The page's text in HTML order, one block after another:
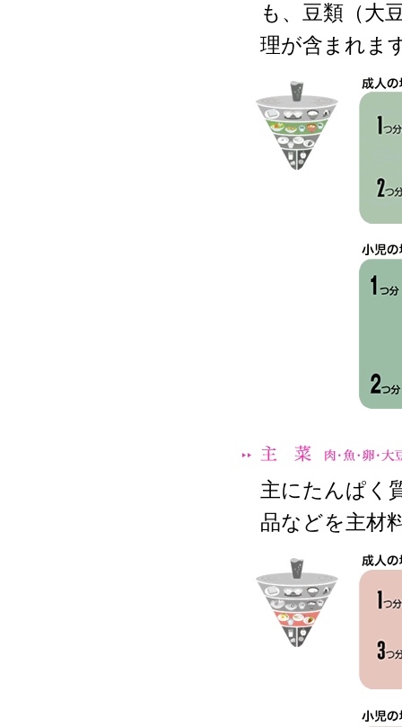
も、豆類（大
理が含まれま
主にたんぱく
品などを主材